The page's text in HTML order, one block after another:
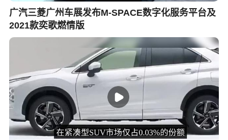
广汽三菱广州车展发布M-SPACE数字化服务平台及
2021款奕歌燃情版